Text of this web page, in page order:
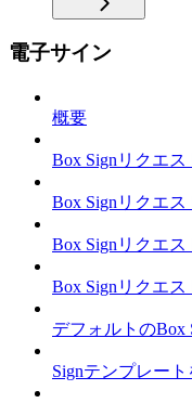
電子サイン
概要
Box Signリクエ
Box Signリクエ
Box Signリクエ
Box Signリクエ
デフォルトのBox
Signテンプレー